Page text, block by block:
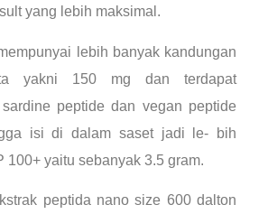
yang lebih maksimal.
lebih banyak kandungan
yakni 150 mg dan terdapat
peptide dan vegan peptide
isi di dalam saset jadi le- bih
100+ yaitu sebanyak 3.5 gram.
peptida nano size 600 dalton